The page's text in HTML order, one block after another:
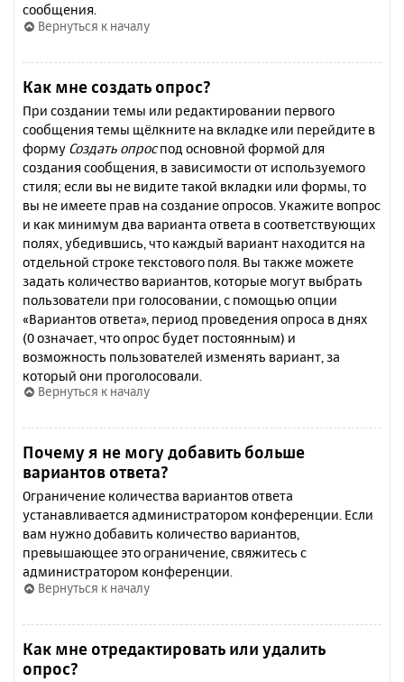
сообщения.
Вернуться к началу
Как мне создать опрос?
При создании темы или редактировании первого
сообщения темы щёлкните на вкладке или перейдите в
форму Создать опроспод основной формой для
создания сообщения, в зависимости от используемого
стиля; если вы не видите такой вкладки или формы, то
вы не имеете прав на создание опросов. Укажите вопрос
и как минимум два варианта ответа в соответствующих
полях, убедившись, что каждый вариант находится на
отдельной строке текстового поля. Вы также можете
задать количество вариантов, которые могут выбрать
пользователи при голосовании, с помощью опции
«Вариантов ответа», период проведения опроса в днях
(0 означает, что опрос будет постоянным) и
возможность пользователей изменять вариант, за
который они проголосовали.
Вернуться к началу
Почему я не могу добавить больше
вариантов ответа?
Ограничение количества вариантов ответа
устанавливается администратором конференции. Если
вам нужно добавить количество вариантов,
превышающее это ограничение, свяжитесь с
администратором конференции.
Вернуться к началу
Как мне отредактировать или удалить
опрос?